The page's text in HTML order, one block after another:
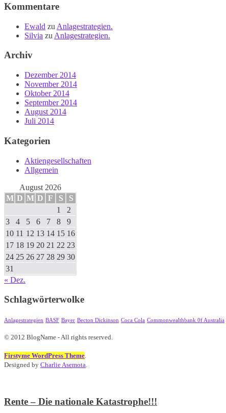
Kommentare
Ewald zu Anlagestrategien.
Silvia zu Anlagestrategien.
Archiv
Dezember 2014
November 2014
Oktober 2014
September 2014
August 2014
Juli 2014
Kategorien
Aktiengesellschaften
Allgemein
August 2026
M D M D F S
S
1
2
3
4 5 6 7 8
9
10 11 12 13 14 15 16
17 18 19 20 21 22 23
24 25 26 27 28 29 30
31
« Dez.
Schlagwörterwolke
Anlagestrategien BASF Bayer Becton Dickinson Coca Cola Commonwealthbank 0f Australia
© 2012 BlogName - All rights reserved.
Firstyme WordPress Theme.
Designed by Charlie Asemota.
Rente – Die nationale Katastrophe!!!